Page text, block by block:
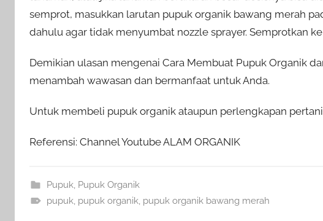
semprot, masukkan larutan pupuk organik bawang merah
dahulu agar tidak menyumbat nozzle sprayer. Semprotkan
Demikian ulasan mengenai Cara Membuat Pupuk Organik
menambah wawasan dan bermanfaat untuk Anda.
Untuk membeli pupuk organik ataupun perlengkapan
Referensi: Channel Youtube ALAM ORGANIK
Pupuk, Pupuk Organik
pupuk, pupuk organik, pupuk organik bawang merah